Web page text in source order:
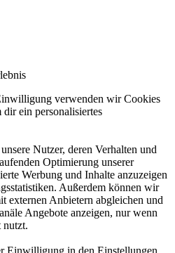
verwenden wir Cookies
ein personalisiertes
Nutzer, deren Verhalten und
Optimierung unserer
Werbung und Inhalte anzuzeigen
Außerdem können wir
externen Anbietern abgleichen und
Angebote anzeigen, nur wenn
nutzt.